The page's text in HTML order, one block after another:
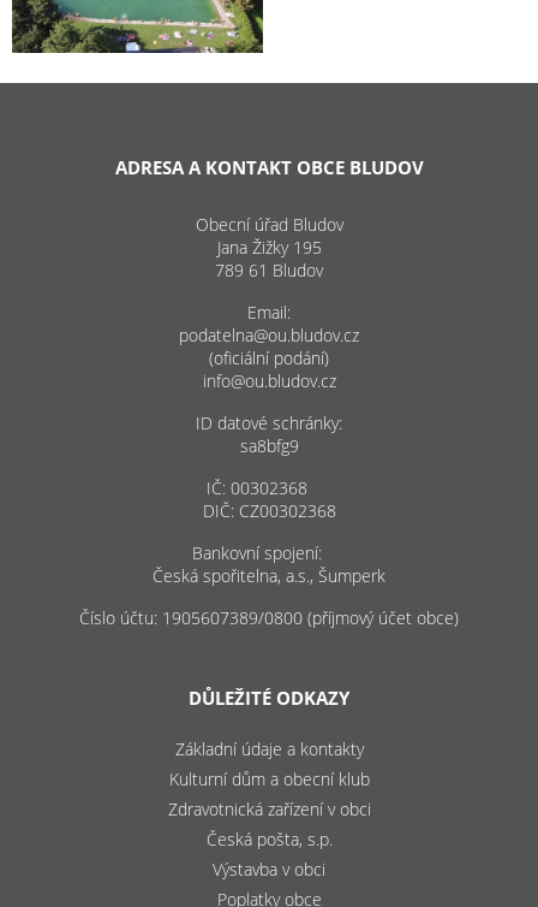
ADRESA A KONTAKT OBCE BLUDOV
Obecní úřad Bludov
Jana Žižky 195
789 61 Bludov
Email:
podatelna@ou.bludov.cz
(oficiální podání)
info@ou.bludov.cz
ID datové schránky:
sa8bfg9
IČ: 00302368
DIČ: CZ00302368
Bankovní spojení:
Česká spořitelna, a.s., Šumperk
Číslo účtu: 1905607389/0800 (příjmový účet obce)
DŮLEŽITÉ ODKAZY
Základní údaje a kontakty
Kulturní dům a obecní klub
Zdravotnická zařízení v obci
Česká pošta, s.p.
Výstavba v obci
Poplatky obce